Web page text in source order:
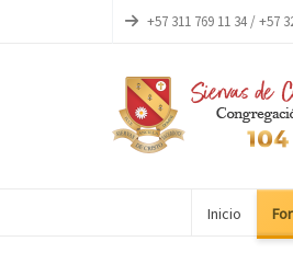
+57 311 769 11 34 / +57
Inicio